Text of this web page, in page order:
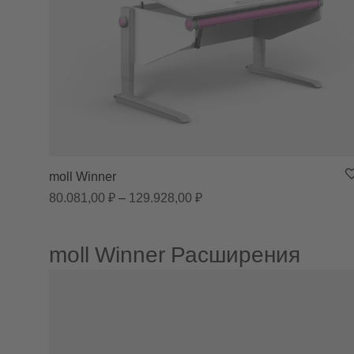
moll Winner
80.081,00 ₽– 129.928,00 ₽Диапазон цен: 80.081,00
moll Winner Расширения